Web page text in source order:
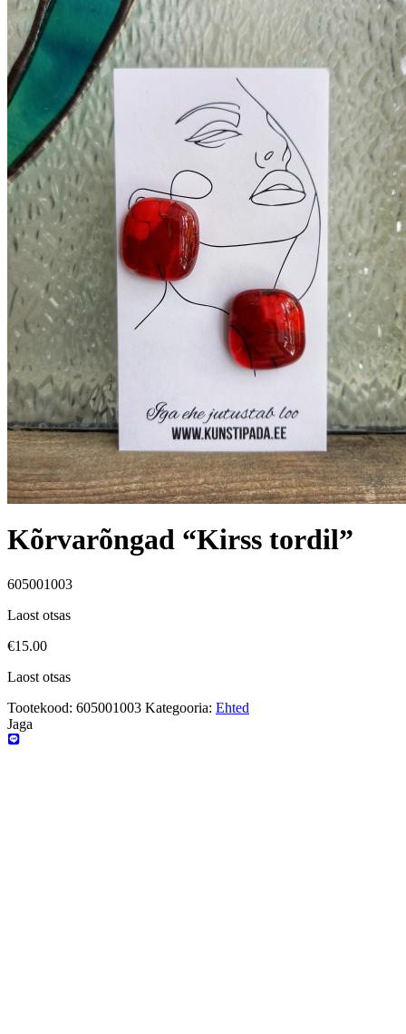
Kõrvarõngad “Kirss tordil”
605001003
Laost otsas
€15.00
Laost otsas
Tootekood: 605001003 Kategooria: Ehted
Jaga